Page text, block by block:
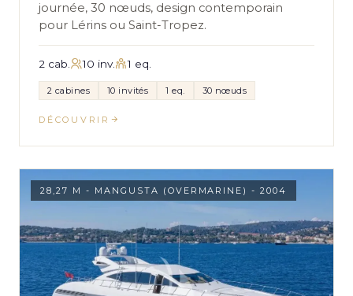
journée, 30 nœuds, design contemporain
pour Lérins ou Saint-Tropez.
2 cab. 10 inv. 1 eq.
2 cabines 10 invités 1 eq. 30 nœuds
DÉCOUVRIR
28,27 M - MANGUSTA (OVERMARINE) - 2004